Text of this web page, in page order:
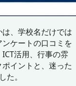
、学校名だけでは
ケートの口コミを
活用、行事の雰
イントと、迷った
た。